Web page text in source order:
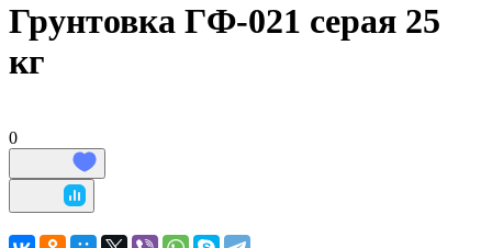
Грунтовка ГФ-021 серая 25
кг
0